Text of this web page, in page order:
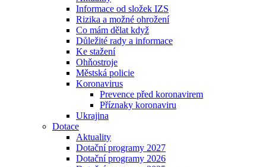
Informace od složek IZS
Rizika a možné ohrožení
Co mám dělat když
Důležité rady a informace
Ke stažení
Ohňostroje
Městská policie
Koronavirus
Prevence před koronavirem
Příznaky koronaviru
Ukrajina
Dotace
Aktuality
Dotační programy 2027
Dotační programy 2026